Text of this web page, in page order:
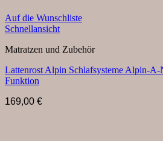
Auf die Wunschliste
Schnellansicht
Matratzen und Zubehör
Lattenrost Alpin Schlafsysteme Alpin-
Funktion
169,00 €